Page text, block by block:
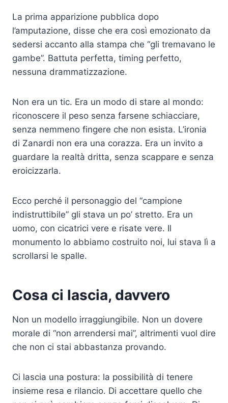
La prima apparizione pubblica dopo
l’amputazione, disse che era così emozionato da
sedersi accanto alla stampa che “gli tremavano le
gambe”. Battuta perfetta, timing perfetto,
nessuna drammatizzazione.
Non era un tic. Era un modo di stare al mondo:
riconoscere il peso senza farsene schiacciare,
senza nemmeno fingere che non esista. L’ironia
di Zanardi non era una corazza. Era un invito a
guardare la realtà dritta, senza scappare e senza
eroicizzarla.
Ecco perché il personaggio del “campione
indistruttibile” gli stava un po’ stretto. Era un
uomo, con cicatrici vere e risate vere. Il
monumento lo abbiamo costruito noi, lui stava lì a
scrollarsi le spalle.
Cosa ci lascia, davvero
Non un modello irraggiungibile. Non un dovere
morale di “non arrendersi mai”, altrimenti vuol dire
che non ci stai abbastanza provando.
Ci lascia una postura: la possibilità di tenere
insieme resa e rilancio. Di accettare quello che